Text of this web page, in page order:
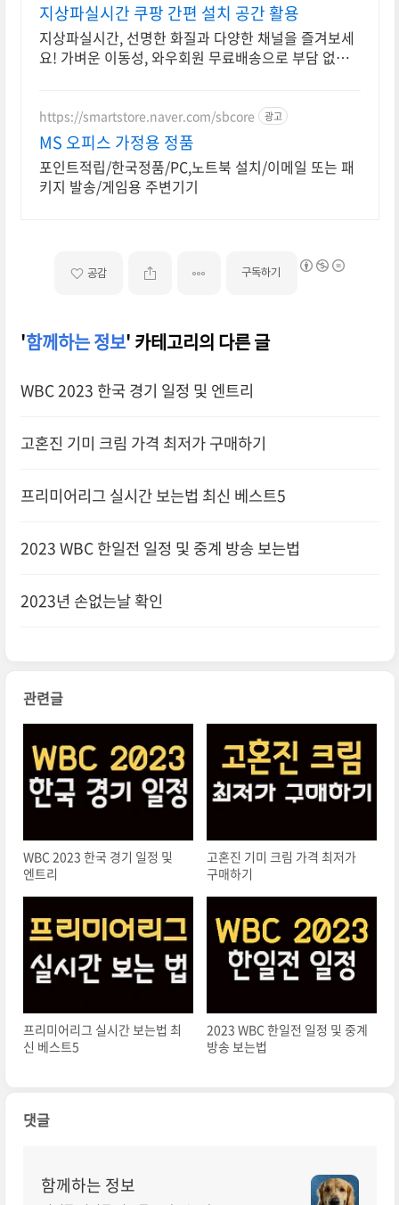
지상파실시간 쿠팡 간편 설치 공간 활용
지상파실시간, 선명한 화질과 다양한 채널을 즐겨보세
요! 가벼운 이동성, 와우회원 무료배송으로 부담 없이
https://smartstore.naver.com/sbcore 광고
MS 오피스 가정용 정품
포인트적립/한국정품/PC,노트북 설치/이메일 또는 패
키지 발송/게임용 주변기기
공감 구독하기
'함께하는 정보' 카테고리의 다른 글
WBC 2023 한국 경기 일정 및 엔트리
고혼진 기미 크림 가격 최저가 구매하기
프리미어리그 실시간 보는법 최신 베스트5
2023 WBC 한일전 일정 및 중계 방송 보는법
2023년 손없는날 확인
관련글
WBC 2023 한국 경기 일정 및
엔트리
고혼진 기미 크림 가격 최저가
구매하기
프리미어리그 실시간 보는법 최
신 베스트5
2023 WBC 한일전 일정 및 중계
방송 보는법
댓글
함께하는 정보